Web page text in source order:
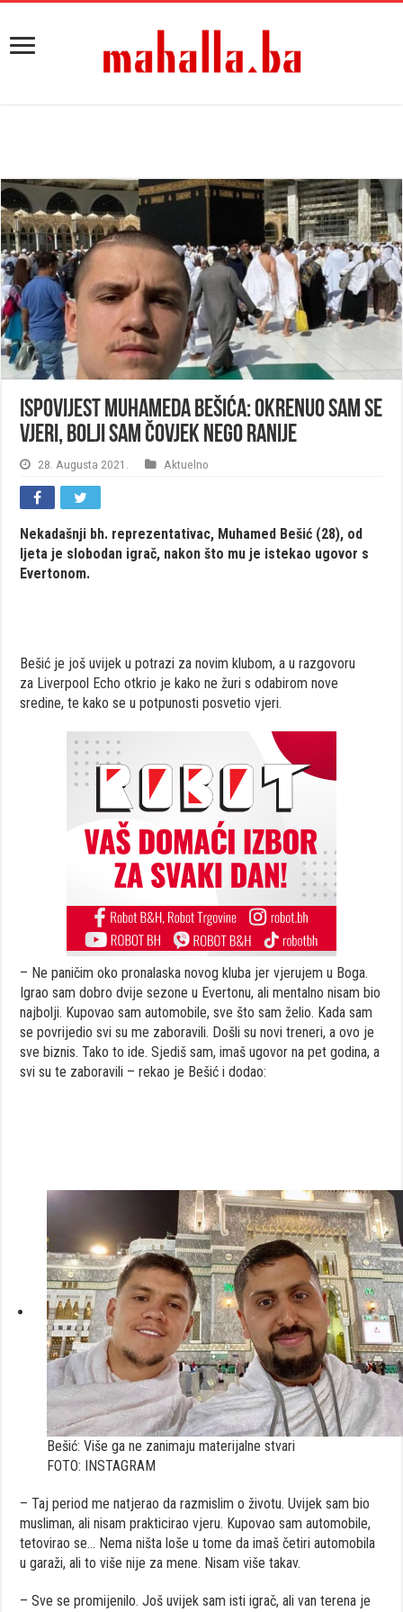
Ispovijest Muhameda Bešića: Okrenuo sam se
vjeri, bolji sam čovjek nego ranije
28. Augusta 2021. Aktuelno
Nekadašnji bh. reprezentativac, Muhamed Bešić (28), od
ljeta je slobodan igrač, nakon što mu je istekao ugovor s
Evertonom.
Bešić je još uvijek u potrazi za novim klubom, a u razgovoru
za Liverpool Echo otkrio je kako ne žuri s odabirom nove
sredine, te kako se u potpunosti posvetio vjeri.
– Ne paničim oko pronalaska novog kluba jer vjerujem u Boga.
Igrao sam dobro dvije sezone u Evertonu, ali mentalno nisam bio
najbolji. Kupovao sam automobile, sve što sam želio. Kada sam
se povrijedio svi su me zaboravili. Došli su novi treneri, a ovo je
sve biznis. Tako to ide. Sjediš sam, imaš ugovor na pet godina, a
svi su te zaboravili – rekao je Bešić i dodao:
Bešić: Više ga ne zanimaju materijalne stvari
FOTO: INSTAGRAM
– Taj period me natjerao da razmislim o životu. Uvijek sam bio
musliman, ali nisam prakticirao vjeru. Kupovao sam automobile,
tetovirao se… Nema ništa loše u tome da imaš četiri automobila
u garaži, ali to više nije za mene. Nisam više takav.
– Sve se promijenilo. Još uvijek sam isti igrač, ali van terena je